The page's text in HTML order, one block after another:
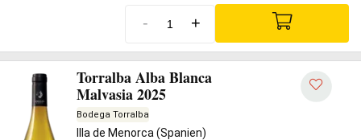
- +
Torralba Alba Blanca
Malvasia 2025
Bodega Torralba
Illa de Menorca (Spanien)